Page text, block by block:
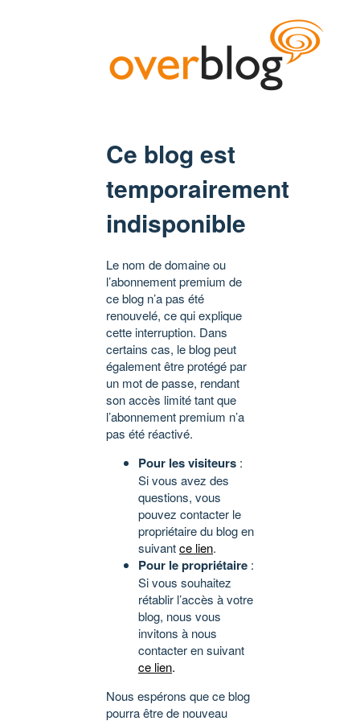
Ce blog est
temporairement
indisponible
Le nom de domaine ou
l’abonnement premium de
ce blog n’a pas été
renouvelé, ce qui explique
cette interruption. Dans
certains cas, le blog peut
également être protégé par
un mot de passe, rendant
son accès limité tant que
l’abonnement premium n’a
pas été réactivé.
Pour les visiteurs :
Si vous avez des
questions, vous
pouvez contacter le
propriétaire du blog en
suivantce lien.
Pour le propriétaire :
Si vous souhaitez
rétablir l’accès à votre
blog, nous vous
invitons à nous
contacter en suivant
ce lien.
Nous espérons que ce blog
pourra être de nouveau